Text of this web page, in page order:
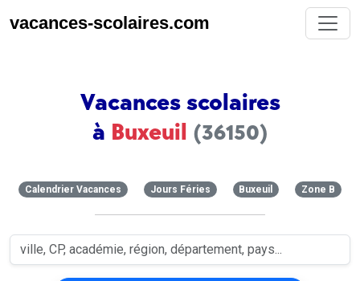
vacances-scolaires.com
Vacances scolaires
à Buxeuil (36150)
Calendrier Vacances Jours Féries Buxeuil Zone B